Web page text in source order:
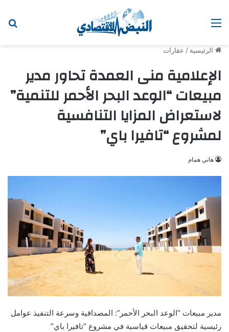
القائمة
الرئيسية / عقارات
الإعلامية منى العمدة تحاور مدير
مبيعات “الوعد البحر الأحمر للتنمية”
لاستعراض المزايا التنافسية
لمشروع “تافيرا باي”
هاني همام
مدير مبيعات “الوعد البحر الأحمر”: المصداقية وسرعة التنفيذ عوامل
رئيسية لتحقيق مبيعات قياسية في مشروع “تافيرا باي”